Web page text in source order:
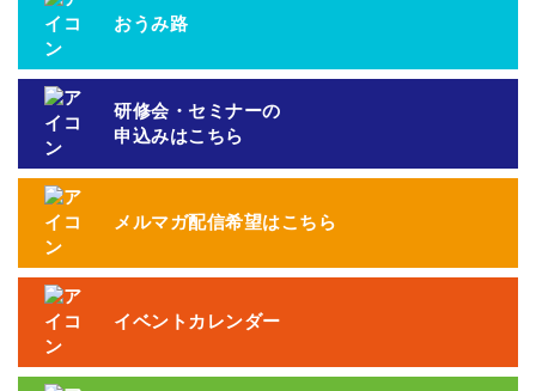
おうみ路
研修会・セミナーの
申込みはこちら
メルマガ配信希望はこちら
イベントカレンダー